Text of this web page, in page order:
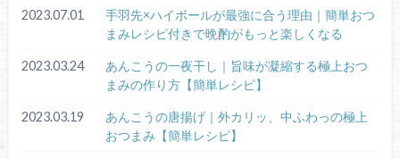
2023.07.01
手羽先×ハイボールが最強に合う理由｜簡単おつ
まみレシピ付きで晩酌がもっと楽しくなる
2023.03.24
あんこうの一夜干し｜旨味が凝縮する極上おつ
まみの作り方【簡単レシピ】
2023.03.19
あんこうの唐揚げ｜外カリッ、中ふわっの極上
おつまみ【簡単レシピ】